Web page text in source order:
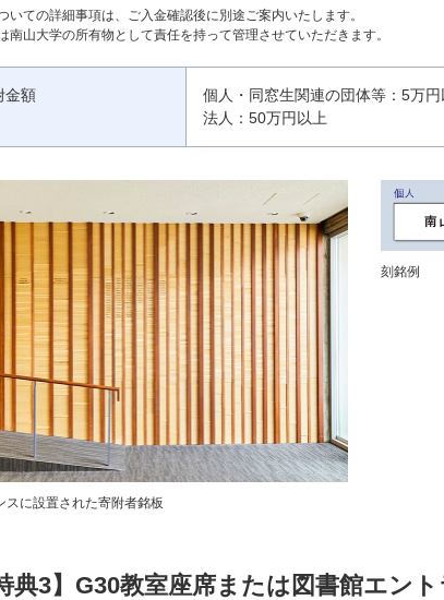
いての詳細事項は、ご入金確認後に別途ご案内いたします。
南山大学の所有物として責任を持って管理させていただきます。
金額
個人・同窓生関連の団体等：5万
法人：50万円以上
スに設置された寄附者銘板
刻銘例
典3】G30教室座席または図書館エン